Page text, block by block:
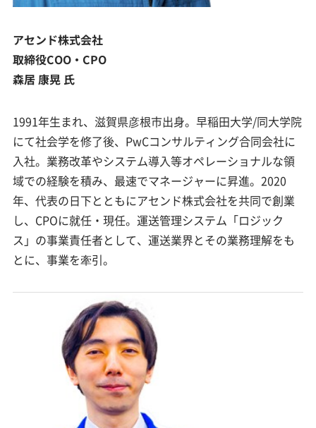
アセンド株式会社
取締役COO・CPO
森居 康晃 氏
1991年生まれ、滋賀県彦根市出身。早稲田大学/同大学院
にて社会学を修了後、PwCコンサルティング合同会社に
入社。業務改革やシステム導入等オペレーショナルな領
域での経験を積み、最速でマネージャーに昇進。2020
年、代表の日下とともにアセンド株式会社を共同で創業
し、CPOに就任・現任。運送管理システム「ロジック
ス」の事業責任者として、運送業界とその業務理解をも
とに、事業を牽引。